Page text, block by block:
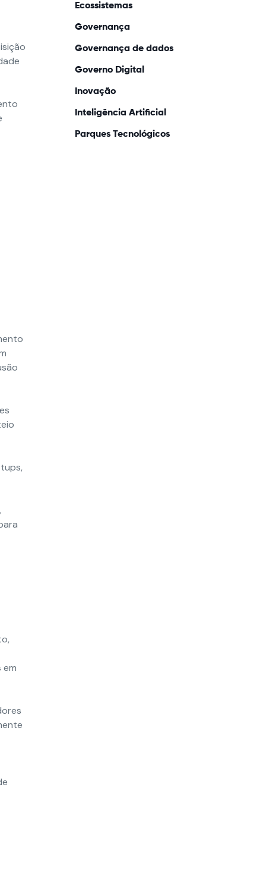
Ecossistemas
Governança
Governança de dados
Governo Digital
Inovação
Inteligência Artificial
Parques Tecnológicos